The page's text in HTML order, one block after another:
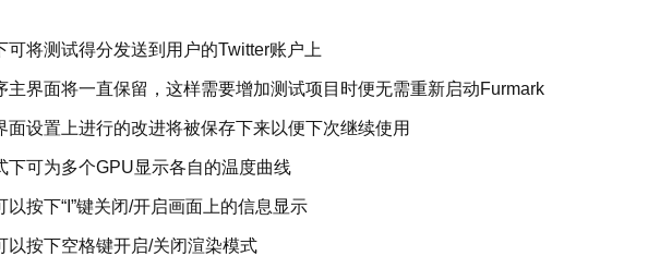
将测试得分发送到用户的Twitter账户上
面将一直保留，这样需要增加测试项目时便无需重新启动Furmark
设置上进行的改进将被保存下来以便下次继续使用
可为多个GPU显示各自的温度曲线
下“I”键关闭/开启画面上的信息显示
按下空格键开启/关闭渲染模式